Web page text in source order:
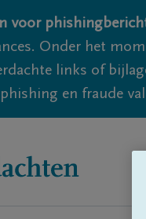
voor
Onder het
links of
en fraude